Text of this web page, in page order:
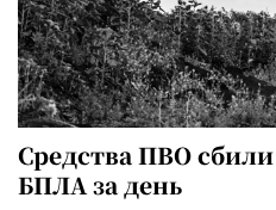
Средства ПВО
БПЛА за день